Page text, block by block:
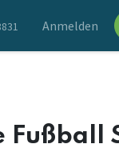
Anmelden
Fußball